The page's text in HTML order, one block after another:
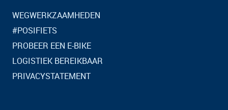
WEGWERKZAAMHEDEN
#POSIFIETS
PROBEER EEN E-BIKE
LOGISTIEK BEREIKBAAR
PRIVACYSTATEMENT